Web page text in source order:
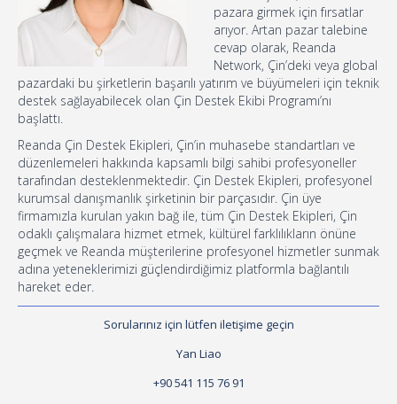
pazara girmek için fırsatlar
arıyor. Artan pazar talebine
cevap olarak, Reanda
Network, Çin’deki veya global
pazardaki bu şirketlerin başarılı yatırım ve büyümeleri için teknik
destek sağlayabilecek olan Çin Destek Ekibi Programı’nı
başlattı.
Reanda Çin Destek Ekipleri, Çin’in muhasebe standartları ve
düzenlemeleri hakkında kapsamlı bilgi sahibi profesyoneller
tarafından desteklenmektedir. Çin Destek Ekipleri, profesyonel
kurumsal danışmanlık şirketinin bir parçasıdır. Çin üye
firmamızla kurulan yakın bağ ile, tüm Çin Destek Ekipleri, Çin
odaklı çalışmalara hizmet etmek, kültürel farklılıkların önüne
geçmek ve Reanda müşterilerine profesyonel hizmetler sunmak
adına yeteneklerimizi güçlendirdiğimiz platformla bağlantılı
hareket eder.
Sorularınız için lütfen iletişime geçin
Yan Liao
+90 541 115 76 91